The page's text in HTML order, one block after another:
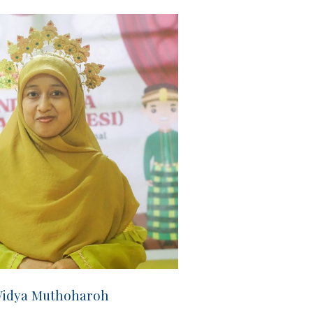
Muthoharoh